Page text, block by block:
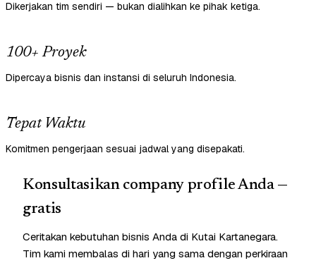
Dikerjakan tim sendiri — bukan dialihkan ke pihak ketiga.
100+ Proyek
Dipercaya bisnis dan instansi di seluruh Indonesia.
Tepat Waktu
Komitmen pengerjaan sesuai jadwal yang disepakati.
Konsultasikan company profile Anda —
gratis
Ceritakan kebutuhan bisnis Anda di Kutai Kartanegara.
Tim kami membalas di hari yang sama dengan perkiraan